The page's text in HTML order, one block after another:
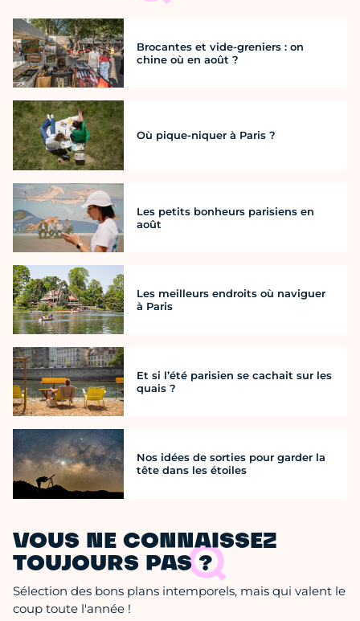
Brocantes et vide-greniers : on
chine où en août ?
Où pique-niquer à Paris ?
Les petits bonheurs parisiens en
août
Les meilleurs endroits où naviguer
à Paris
Et si l’été parisien se cachait sur les
quais ?
Nos idées de sorties pour garder la
tête dans les étoiles
VOUS NE CONNAISSEZ
TOUJOURS PAS ?
Sélection des bons plans intemporels, mais qui valent le
coup toute l'année !